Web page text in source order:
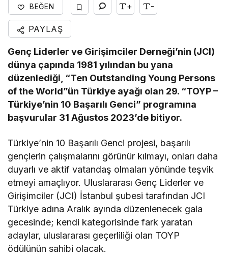
BEĞEN + -
PAYLAŞ
Genç Liderler ve Girişimciler Derneği’nin (JCI)
dünya çapında 1981 yılından bu yana
düzenlediği, “Ten Outstanding Young Persons
of the World”ün Türkiye ayağı olan 29. “TOYP –
Türkiye’nin 10 Başarılı Genci” programına
başvurular 31 Ağustos 2023’de bitiyor.
Türkiye’nin 10 Başarılı Genci projesi, başarılı
gençlerin çalışmalarını görünür kılmayı, onları daha
duyarlı ve aktif vatandaş olmaları yönünde teşvik
etmeyi amaçlıyor. Uluslararası Genç Liderler ve
Girişimciler (JCI) İstanbul şubesi tarafından JCI
Türkiye adına Aralık ayında düzenlenecek gala
gecesinde; kendi kategorisinde fark yaratan
adaylar, uluslararası geçerliliği olan TOYP
ödülünün sahibi olacak.